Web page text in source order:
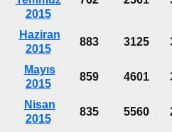
2015
Haziran
2015
883 3125
Mayıs
2015
859 4601
Nisan
2015
835 5560